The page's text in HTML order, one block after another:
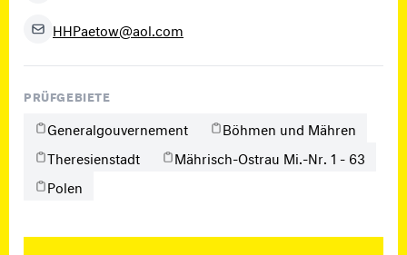
HHPaetow@aol.com
PRÜFGEBIETE
Generalgouvernement
Böhmen und Mähren
Theresienstadt
Mährisch-Ostrau Mi.-Nr. 1 - 63
Polen